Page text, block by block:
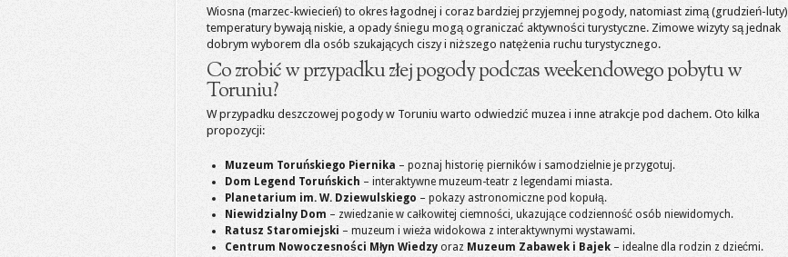
Wiosna (marzec-kwiecień) to okres łagodnej i coraz bardziej przyjemnej pogody, natomiast zimą (grudzień-luty)
temperatury bywają niskie, a opady śniegu mogą ograniczać aktywności turystyczne. Zimowe wizyty są jednak
dobrym wyborem dla osób szukających ciszy i niższego natężenia ruchu turystycznego.
Co zrobić w przypadku złej pogody podczas weekendowego pobytu w
Toruniu?
W przypadku deszczowej pogody w Toruniu warto odwiedzić muzea i inne atrakcje pod dachem. Oto kilka
propozycji:
Muzeum Toruńskiego Piernika – poznaj historię pierników i samodzielnie je przygotuj.
Dom Legend Toruńskich – interaktywne muzeum-teatr z legendami miasta.
Planetarium im. W. Dziewulskiego – pokazy astronomiczne pod kopułą.
Niewidzialny Dom – zwiedzanie w całkowitej ciemności, ukazujące codzienność osób niewidomych.
Ratusz Staromiejski – muzeum i wieża widokowa z interaktywnymi wystawami.
Centrum Nowoczesności Młyn Wiedzy oraz Muzeum Zabawek i Bajek – idealne dla rodzin z dziećmi.